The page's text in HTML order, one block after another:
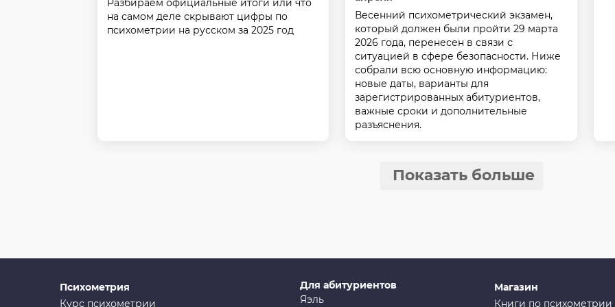
Разбираем официальные итоги или что
на самом деле скрывают цифры по
психометрии на русском за 2025 год
Весенний психометрический экзамен,
который должен были пройти 29 марта
2026 года, перенесен в связи с
ситуацией в сфере безопасности. Ниже
собрали всю основную информацию:
новые даты, варианты для
зарегистрированных абитуриентов,
важные сроки и дополнительные
разъяснения.
Показать больше
Психометрия
Курс психометрии
Для абитуриентов
Яэль
Магазин
Книги по психометрии